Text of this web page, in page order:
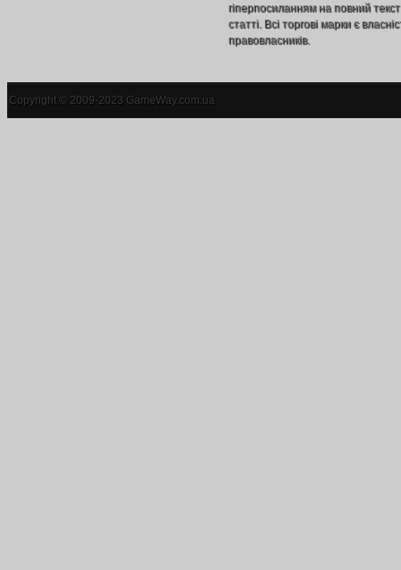
гіперпосиланням на повний текст
статті. Всі торгові марки є
правовласників.
Copyright © 2009-2023 GameWay.com.ua